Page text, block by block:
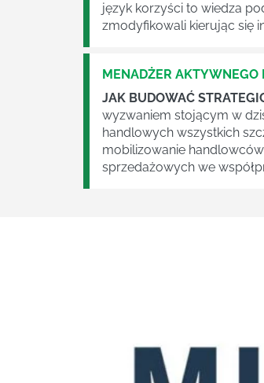
język korzyści to wiedza
zmodyfikowali kierując się
MENADŻER AKTYWNEGO
JAK BUDOWAĆ
wyzwaniem stojącym w
handlowych wszystkich
mobilizowanie
sprzedażowych we